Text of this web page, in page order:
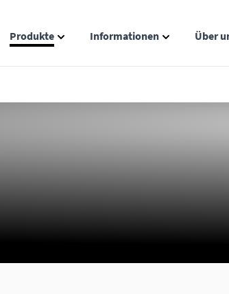
Produkte
Informationen
Über